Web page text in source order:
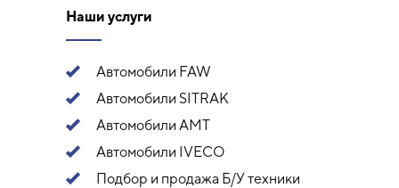
Наши услуги
Автомобили FAW
Автомобили SITRAK
Автомобили АМТ
Автомобили IVECO
Подбор и продажа Б/У техники